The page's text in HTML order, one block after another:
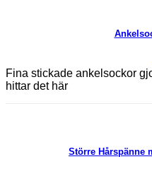
Fina stickade ankelsockor
hittar det här
Större Hårspänne